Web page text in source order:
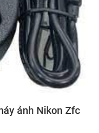
ảnh Nikon Zfc